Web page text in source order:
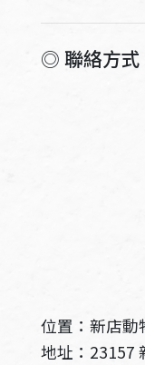
◎ 聯絡方式
位置：新店動
地址：23157